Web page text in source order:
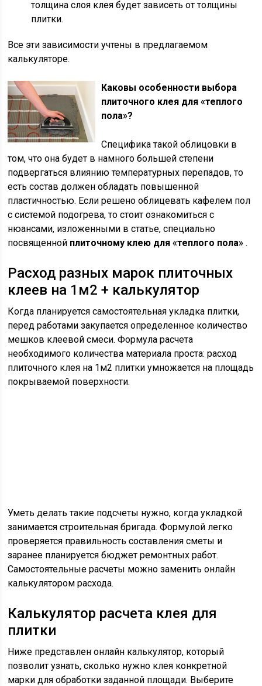
толщина слоя клея будет зависеть от толщины
плитки.
Все эти зависимости учтены в предлагаемом
калькуляторе.
Каковы особенности выбора
плиточного клея для «теплого
пола»?
Специфика такой облицовки в
том, что она будет в намного большей степени
подвергаться влиянию температурных перепадов, то
есть состав должен обладать повышенной
пластичностью. Если решено облицевать кафелем пол
с системой подогрева, то стоит ознакомиться с
нюансами, изложенными в статье, специально
посвященной плиточному клею для «теплого пола».
Расход разных марок плиточных
клеев на 1м2 + калькулятор
Когда планируется самостоятельная укладка плитки,
перед работами закупается определенное количество
мешков клеевой смеси. Формула расчета
необходимого количества материала проста: расход
плиточного клея на 1м2 плитки умножается на площадь
покрываемой поверхности.
Уметь делать такие подсчеты нужно, когда укладкой
занимается строительная бригада. Формулой легко
проверяется правильность составления сметы и
заранее планируется бюджет ремонтных работ.
Самостоятельные расчеты можно заменить онлайн
калькулятором расхода.
Калькулятор расчета клея для
плитки
Ниже представлен онлайн калькулятор, который
позволит узнать, сколько нужно клея конкретной
марки для обработки заданной площади. Выберите